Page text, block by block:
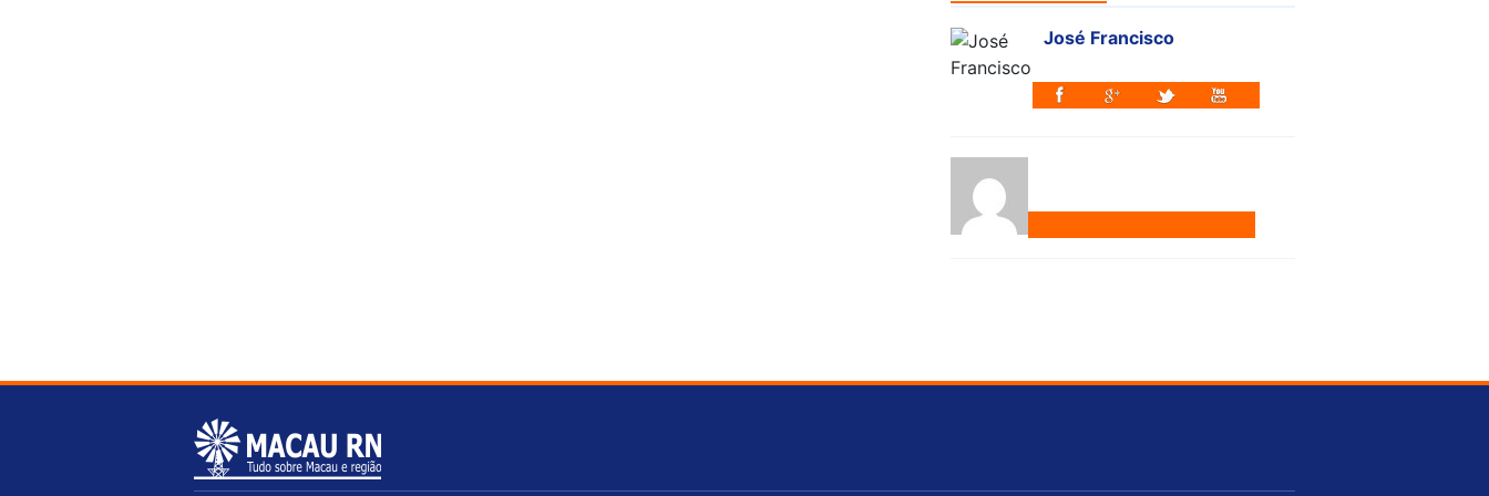
José Francisco